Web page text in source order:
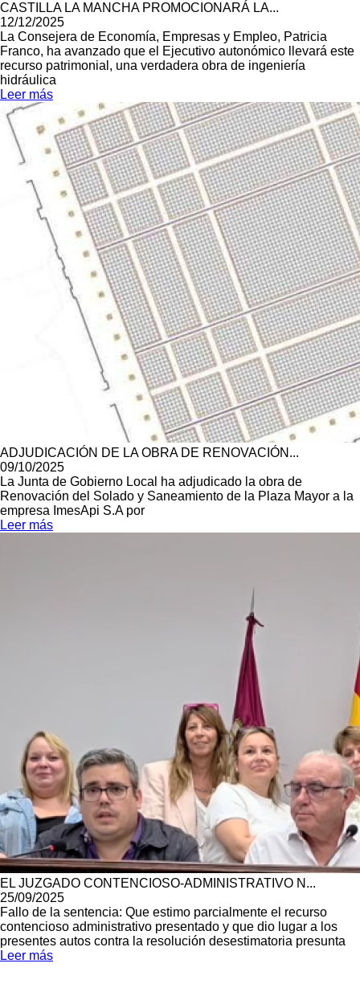
CASTILLA LA MANCHA PROMOCIONARÁ LA...
12/12/2025
La Consejera de Economía, Empresas y Empleo, Patricia
Franco, ha avanzado que el Ejecutivo autonómico llevará este
recurso patrimonial, una verdadera obra de ingeniería
hidráulica
Leer más
ADJUDICACIÓN DE LA OBRA DE RENOVACIÓN...
09/10/2025
La Junta de Gobierno Local ha adjudicado la obra de
Renovación del Solado y Saneamiento de la Plaza Mayor a la
empresa ImesApi S.A por
Leer más
EL JUZGADO CONTENCIOSO-ADMINISTRATIVO N...
25/09/2025
Fallo de la sentencia: Que estimo parcialmente el recurso
contencioso administrativo presentado y que dio lugar a los
presentes autos contra la resolución desestimatoria presunta
Leer más